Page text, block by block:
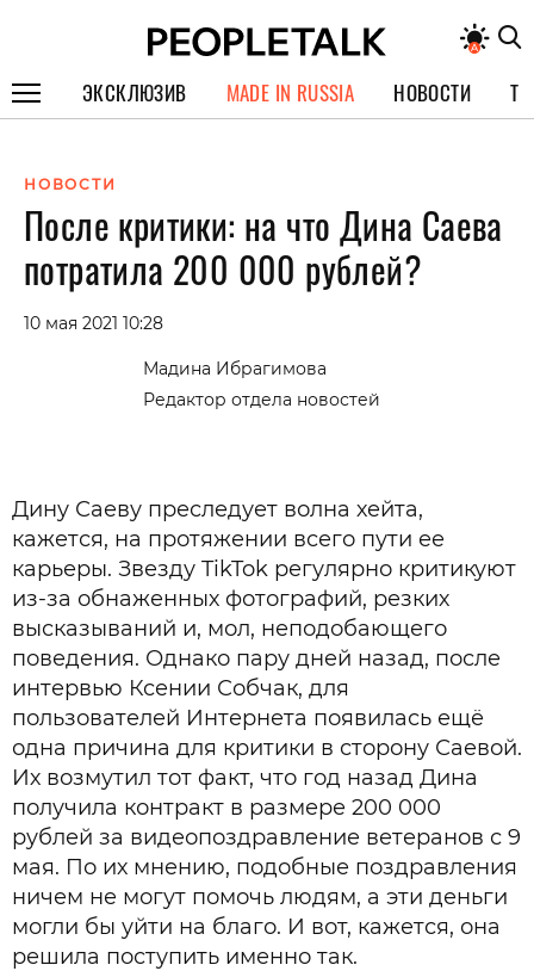
ЭКСКЛЮЗИВ
СПЕЦПРОЕКТЫ
ИНТЕРВЬЮ
ПОКОЛЕНИЕ
MADE IN RUSSIA НОВОСТИ
НОВОСТИ
После критики: на что Дина Саева
потратила 200 000 рублей?
10 мая 2021 10:28
Мадина Ибрагимова
Редактор отдела новостей
Дину Саеву преследует волна хейта,
кажется, на протяжении всего пути ее
карьеры. Звезду TikTok регулярно критикуют
из-за обнаженных фотографий, резких
высказываний и, мол, неподобающего
поведения. Однако пару дней назад, после
интервью Ксении Собчак, для
пользователей Интернета появилась ещё
одна причина для критики в сторону Саевой.
Их возмутил тот факт, что год назад Дина
получила контракт в размере 200 000
рублей за видеопоздравление ветеранов с 9
мая. По их мнению, подобные поздравления
ничем не могут помочь людям, а эти деньги
могли бы уйти на благо. И вот, кажется, она
решила поступить именно так.